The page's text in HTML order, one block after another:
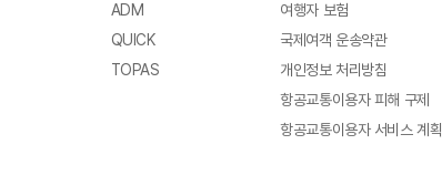
ADM
QUICK
TOPAS
여행자 보험
국제여객 운송약관
개인정보 처리방침
항공교통이용자 피해 구제
항공교통이용자 서비스 계획